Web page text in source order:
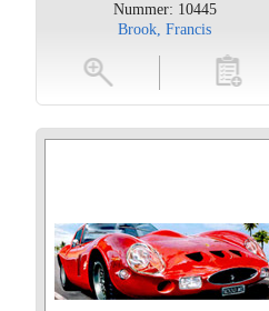
Nummer: 10445
Brook, Francis
toevoegen